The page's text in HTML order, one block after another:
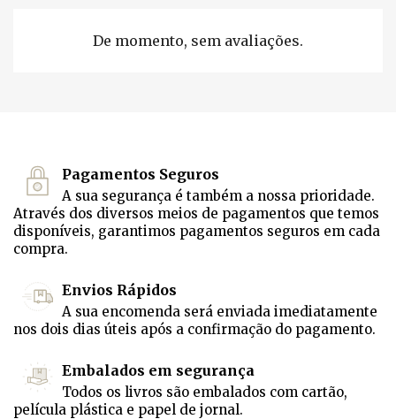
De momento, sem avaliações.
Pagamentos Seguros
A sua segurança é também a nossa prioridade.
Através dos diversos meios de pagamentos que temos
disponíveis, garantimos pagamentos seguros em cada
compra.
Envios Rápidos
A sua encomenda será enviada imediatamente
nos dois dias úteis após a confirmação do pagamento.
Embalados em segurança
Todos os livros são embalados com cartão,
película plástica e papel de jornal.